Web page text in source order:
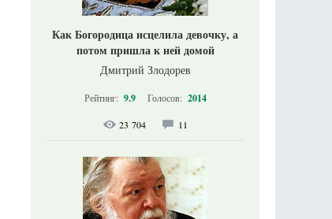
Как Богородица исцелила девочку, а
потом пришла к ней домой
Дмитрий Злодорев
Рейтинг: 9.9 Голосов: 2014
23 704 11